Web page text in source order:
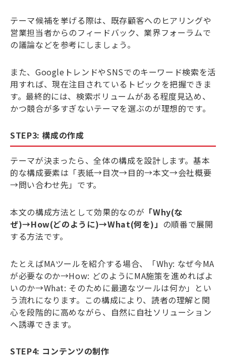
テーマ候補を挙げる際は、既存顧客へのヒアリングや
営業担当者からのフィードバック、業界フォーラムで
の議論などを参考にしましょう。
また、GoogleトレンドやSNSでのキーワード検索を活
用すれば、現在注目されているトピックを把握できま
す。最終的には、検索ボリュームがある程度見込め、
かつ競合が多すぎないテーマを選ぶのが理想的です。
STEP3: 構成の作成
テーマが決まったら、全体の構成を設計します。基本
的な構成要素は「表紙→目次→目的→本文→会社概要
→問い合わせ先」です。
本文の構成方法として効果的なのが 「Why(な
ぜ)→How(どのように)→What(何を)」 の順番で展開
する方法です。
たとえばMAツールを紹介する場合、「Why: なぜ今MA
が必要なのか→How: どのようにMA施策を進めればよ
いのか→What: そのために最適なツールは何か」とい
う流れになります。この構成により、読者の理解と関
心を段階的に高めながら、自然に自社ソリューション
へ誘導できます。
STEP4: コンテンツの制作